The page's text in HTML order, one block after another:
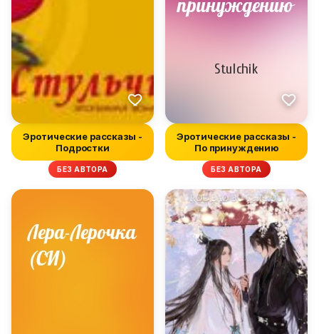
Эротические рассказы -
Подростки
БЕЗ АВТОРА
Эротические рассказы -
По принуждению
БЕЗ АВТОРА